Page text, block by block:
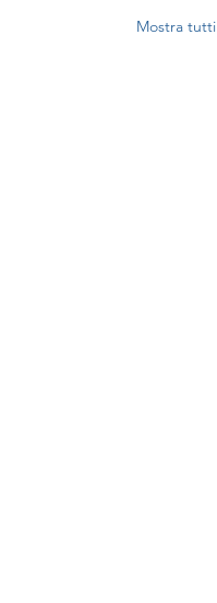
Mostra tutti